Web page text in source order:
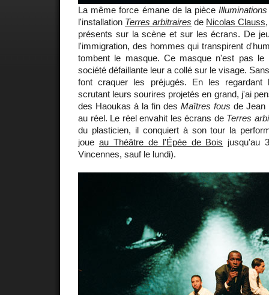
La même force émane de la pièceIlluminations
l'installation Terres arbitraires de Nicolas Clauss
présents sur la scène et sur les écrans. De
l'immigration, des hommes qui transpirent
tombent le masque. Ce masque n'est pas le
société défaillante leur a collé sur le visage.
font craquer les préjugés. En les regardant
scrutant leurs sourires projetés en grand, j'ai
des Haoukas à la fin des Maîtres fous de Jean
au réel. Le réel envahit les écrans de Terres
du plasticien, il conquiert à son tour la
joue au Théâtre de l'Épée de Bois jusqu'au
Vincennes, sauf le lundi).